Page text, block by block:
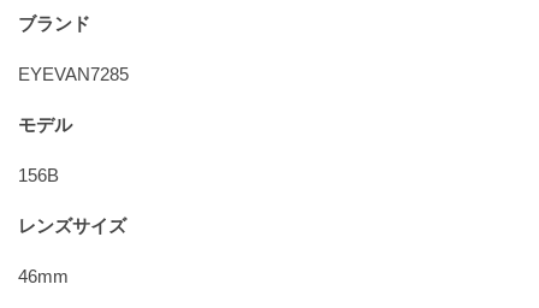
ブランド
EYEVAN7285
モデル
156B
レンズサイズ
46mm